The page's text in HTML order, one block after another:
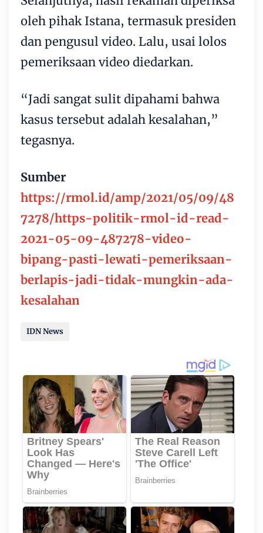
oleh pihak Istana, termasuk presiden
dan pengusul video. Lalu, usai lolos
pemeriksaan video diedarkan.
“Jadi sangat sulit dipahami bahwa
kasus tersebut adalah kesalahan,”
tegasnya.
Sumber
https://rmol.id/amp/2021/05/09/48
7278/https-politik-rmol-id-read-
2021-05-09-487278-video-
bipang-pasti-lewati-pemeriksaan-
berlapis-jadi-tidak-mungkin-ada-
kesalahan
IDN News